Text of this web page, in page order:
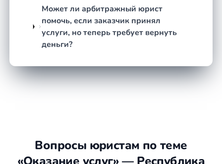
решения — в зависимости от выбранного пути.
Контроль исполнения.После вынесения
решения или подписания соглашения юрист
помогает добиться фактического исполнения
Что подготовить
услугах или документы, подтверждающие
их отсутствие.
Может ли арбитражный юрист
помочь, если заказчик принял
услуги, но теперь требует вернуть
деньги?
Вопросы юристам по теме